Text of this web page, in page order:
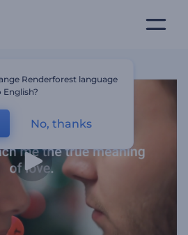
Renderforest language
English?
No, thanks